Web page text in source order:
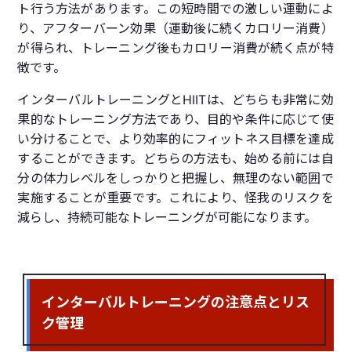
ト行う方法があります。この短時間での激しい運動によ
り、アフターバーン効果（運動後に続くカロリー消費）
が得られ、トレーニング後もカロリー消費が続く点が特
徴です。
インターバルトレーニングとHIITは、どちらも非常に効
果的なトレーニング方法であり、目的や条件に応じて使
い分けることで、より効率的にフィットネス目標を達成
することができます。どちらの方法も、始める前には自
分の体力レベルをしっかりと把握し、無理のない範囲で
実施することが重要です。これにより、怪我のリスクを
減らし、持続可能なトレーニングが可能になります。
インターバルトレーニングの注意点とリス
ク管理